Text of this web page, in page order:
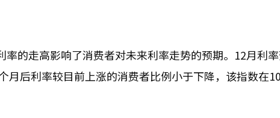
的走高影响了消费者对未来利率走势的预期。12月利
后利率较目前上涨的消费者比例小于下降，该指数在